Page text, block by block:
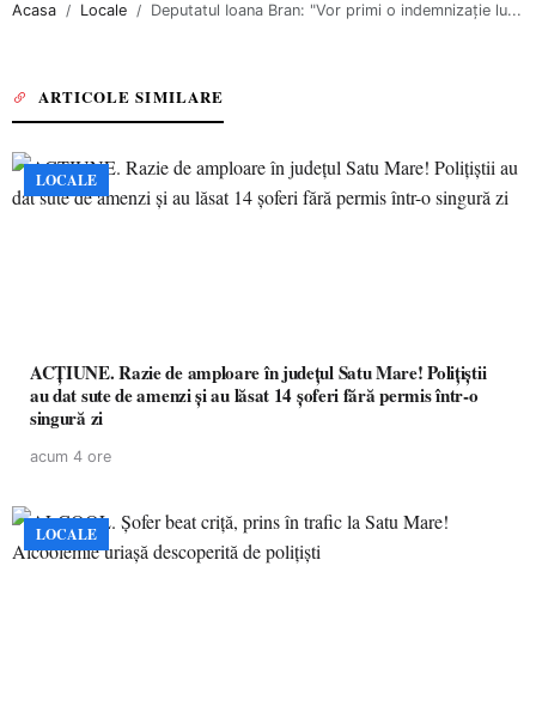
Acasa Locale Deputatul Ioana Bran: "Vor primi o indemnizație lu...
ARTICOLE SIMILARE
LOCALE
ACȚIUNE. Razie de amploare în județul Satu Mare! Polițiștii
au dat sute de amenzi și au lăsat 14 șoferi fără permis într-o
singură zi
acum 4 ore
LOCALE